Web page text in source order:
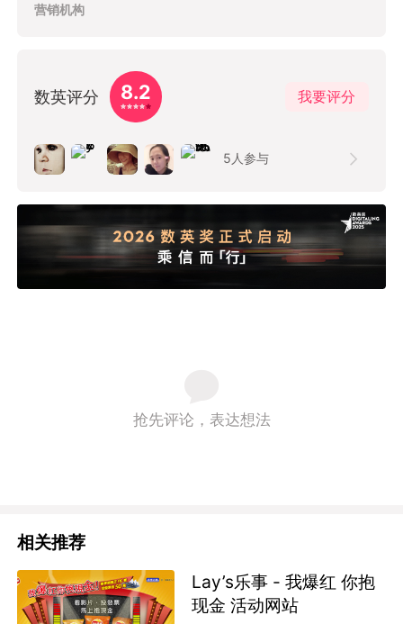
营销机构
数英评分 8.2 我要评分
5人参与
抢先评论，表达想法
相关推荐
Lay’s乐事 - 我爆红 你抱
现金 活动网站